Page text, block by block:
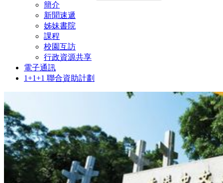
簡介
新聞速遞
姊妹書院
課程
校園互訪
行政資源共享
電子通訊
1+1+1 聯合資助計劃